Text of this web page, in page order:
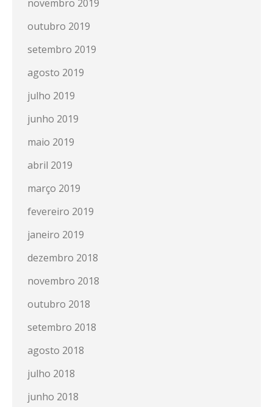
novembro 2019
outubro 2019
setembro 2019
agosto 2019
julho 2019
junho 2019
maio 2019
abril 2019
março 2019
fevereiro 2019
janeiro 2019
dezembro 2018
novembro 2018
outubro 2018
setembro 2018
agosto 2018
julho 2018
junho 2018